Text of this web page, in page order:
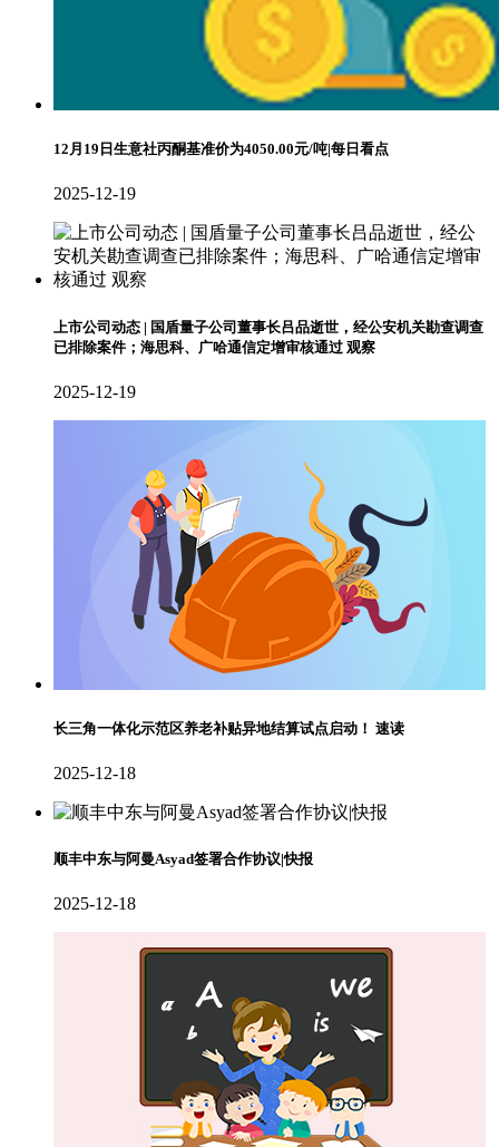
12月19日生意社丙酮基准价为4050.00元/吨|每日看点
2025-12-19
上市公司动态 | 国盾量子公司董事长吕品逝世，经公安机关勘查调查
已排除案件；海思科、广哈通信定增审核通过 观察
2025-12-19
长三角一体化示范区养老补贴异地结算试点启动！ 速读
2025-12-18
顺丰中东与阿曼Asyad签署合作协议|快报
2025-12-18